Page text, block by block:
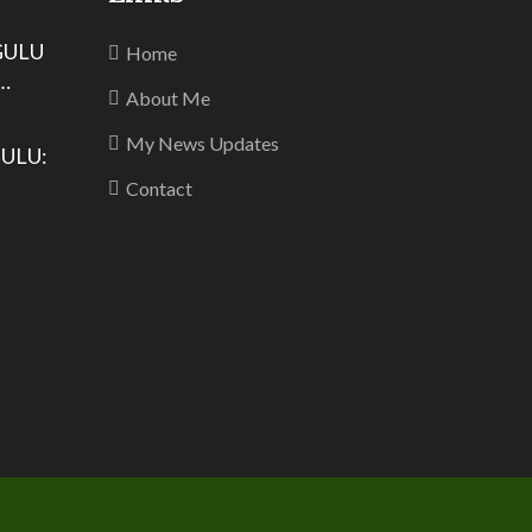
Home
About Me
My News Updates
Contact